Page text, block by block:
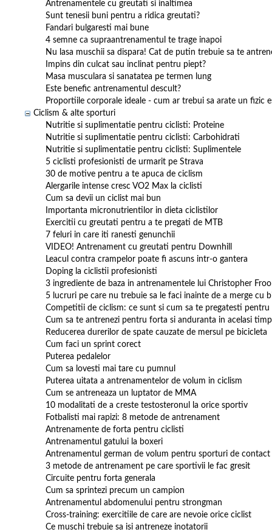
Antrenamentele cu greutati si inaltimea
Sunt tenesii buni pentru a ridica greutati?
Fandari bulgaresti mai bune
4 semne ca supraantrenamentul te trage inapoi
Nu lasa muschii sa dispara! Cat de putin trebuie sa te
Impins din culcat sau inclinat pentru piept?
Masa musculara si sanatatea pe termen lung
Este benefic antrenamentul descult?
Proportiile corporale ideale - cum ar trebui sa arate un fizic
Ciclism & alte sporturi
Nutritie si suplimentatie pentru ciclisti: Proteine
Nutritie si suplimentatie pentru ciclisti: Carbohidrati
Nutritie si suplimentatie pentru ciclisti: Suplimentele
5 ciclisti profesionisti de urmarit pe Strava
30 de motive pentru a te apuca de ciclism
Alergarile intense cresc VO2 Max la ciclisti
Cum sa devii un ciclist mai bun
Importanta micronutrientilor in dieta ciclistilor
Exercitii cu greutati pentru a te pregati de MTB
7 feluri in care iti ranesti genunchii
VIDEO! Antrenament cu greutati pentru Downhill
Leacul contra crampelor poate fi ascuns intr-o gantera
Doping la ciclistii profesionisti
3 ingrediente de baza in antrenamentele lui Christopher
5 lucruri pe care nu trebuie sa le faci inainte de a merge cu
Competitii de ciclism: ce sunt si cum sa te pregatesti pentru
Cum sa te antrenezi pentru forta si anduranta in acelasi timp
Reducerea durerilor de spate cauzate de mersul pe bicicleta
Cum faci un sprint corect
Puterea pedalelor
Cum sa lovesti mai tare cu pumnul
Puterea uitata a antrenamentelor de volum in ciclism
Cum se antreneaza un luptator de MMA
10 modalitati de a creste testosteronul la orice sportiv
Fotbalisti mai rapizi: 8 metode de antrenament
Antrenamente de forta pentru ciclisti
Antrenamentul gatului la boxeri
Antrenamentul german de volum pentru sporturi de contact
3 metode de antrenament pe care sportivii le fac gresit
Circuite pentru forta generala
Cum sa sprintezi precum un campion
Antrenamentul abdomenului pentru strongman
Cross-training: exercitiile de care are nevoie orice ciclist
Ce muschi trebuie sa isi antreneze inotatorii